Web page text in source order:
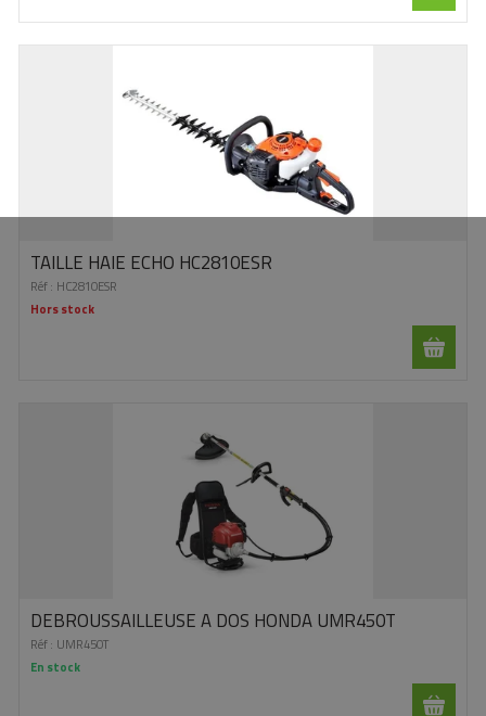
TAILLE HAIE ECHO HC2810ESR
Réf : HC2810ESR
Hors stock
DEBROUSSAILLEUSE A DOS HONDA UMR450T
Réf : UMR450T
En stock